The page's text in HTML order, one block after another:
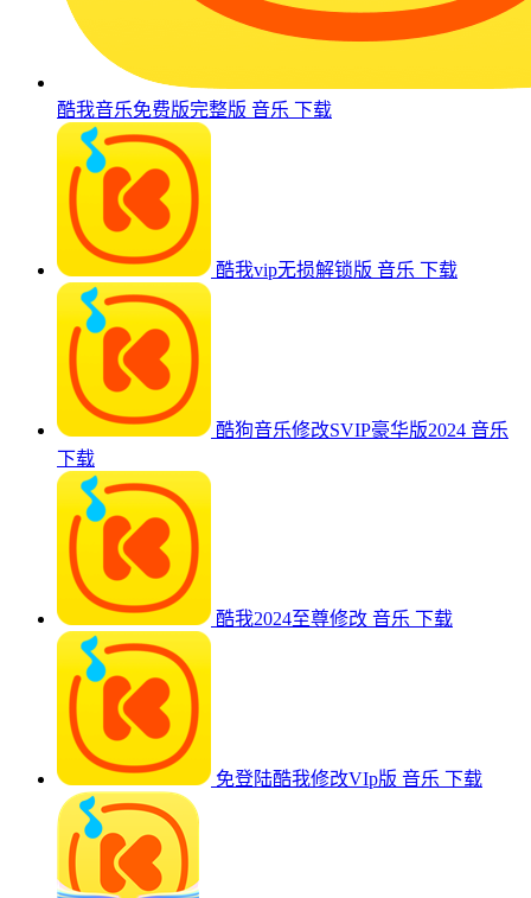
酷我音乐免费版完整版 音乐 下载
酷我vip无损解锁版 音乐 下载
酷狗音乐修改SVIP豪华版2024 音乐
下载
酷我2024至尊修改 音乐 下载
免登陆酷我修改VIp版 音乐 下载